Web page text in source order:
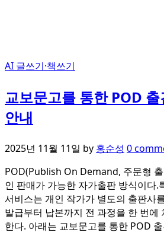
AI 글쓰기·책쓰기
교보문고를 통한 POD
안내
2025년 11월 11일 by 홍순성 0
POD(Publish On Demand, 주문형
인 판매가 가능한 자가출판 방식이다.
서비스는 개인 작가가 별도의 출판사
발급부터 납본까지 전 과정을 한 번에
한다. 아래는 교보문고를 통한 POD